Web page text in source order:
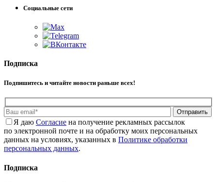
Социальные сети
Подписка
Подпишитесь и читайте новости раньше всех!
Отправить
Я даю Cогласие на получение рекламных рассылок
по электронной почте и на обработку моих персональных
данных на условиях, указанных в Политике обработки
персональных данных.
Подписка